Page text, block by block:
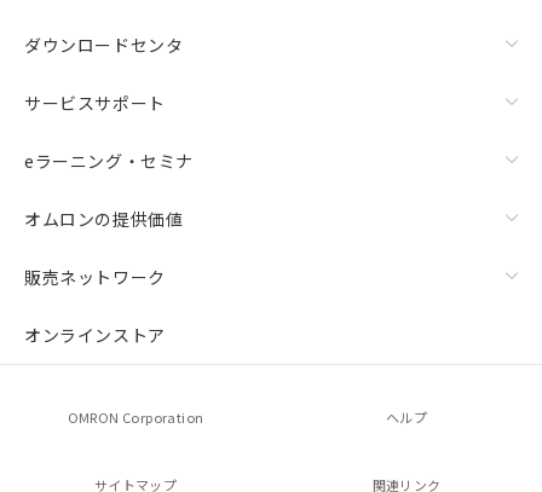
ダウンロードセンタ
サービスサポート
eラーニング・セミナ
オムロンの提供価値
販売ネットワーク
オンラインストア
OMRON Corporation ヘルプ
サイトマップ 関連リンク